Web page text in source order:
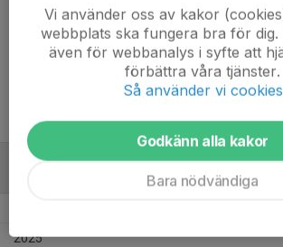
Position
-
10 år
ALLA ÅR
2025
Vi använder oss av kakor
webbplats ska fungera bra för dig.
även för webbanalys i syfte att
förbättra våra tjänster.
Så använder vi cookies
Godkänn alla kakor
Bara nödvändiga